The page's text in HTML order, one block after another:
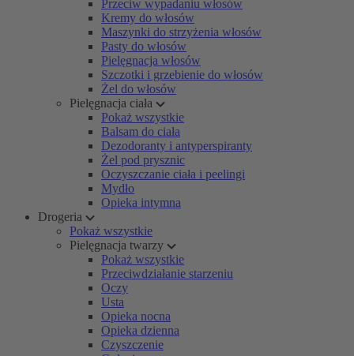
Przeciw wypadaniu włosów
Kremy do włosów
Maszynki do strzyżenia włosów
Pasty do włosów
Pielęgnacja włosów
Szczotki i grzebienie do włosów
Żel do włosów
Pielęgnacja ciała
Pokaż wszystkie
Balsam do ciała
Dezodoranty i antyperspiranty
Żel pod prysznic
Oczyszczanie ciała i peelingi
Mydło
Opieka intymna
Drogeria
Pokaż wszystkie
Pielęgnacja twarzy
Pokaż wszystkie
Przeciwdziałanie starzeniu
Oczy
Usta
Opieka nocna
Opieka dzienna
Czyszczenie